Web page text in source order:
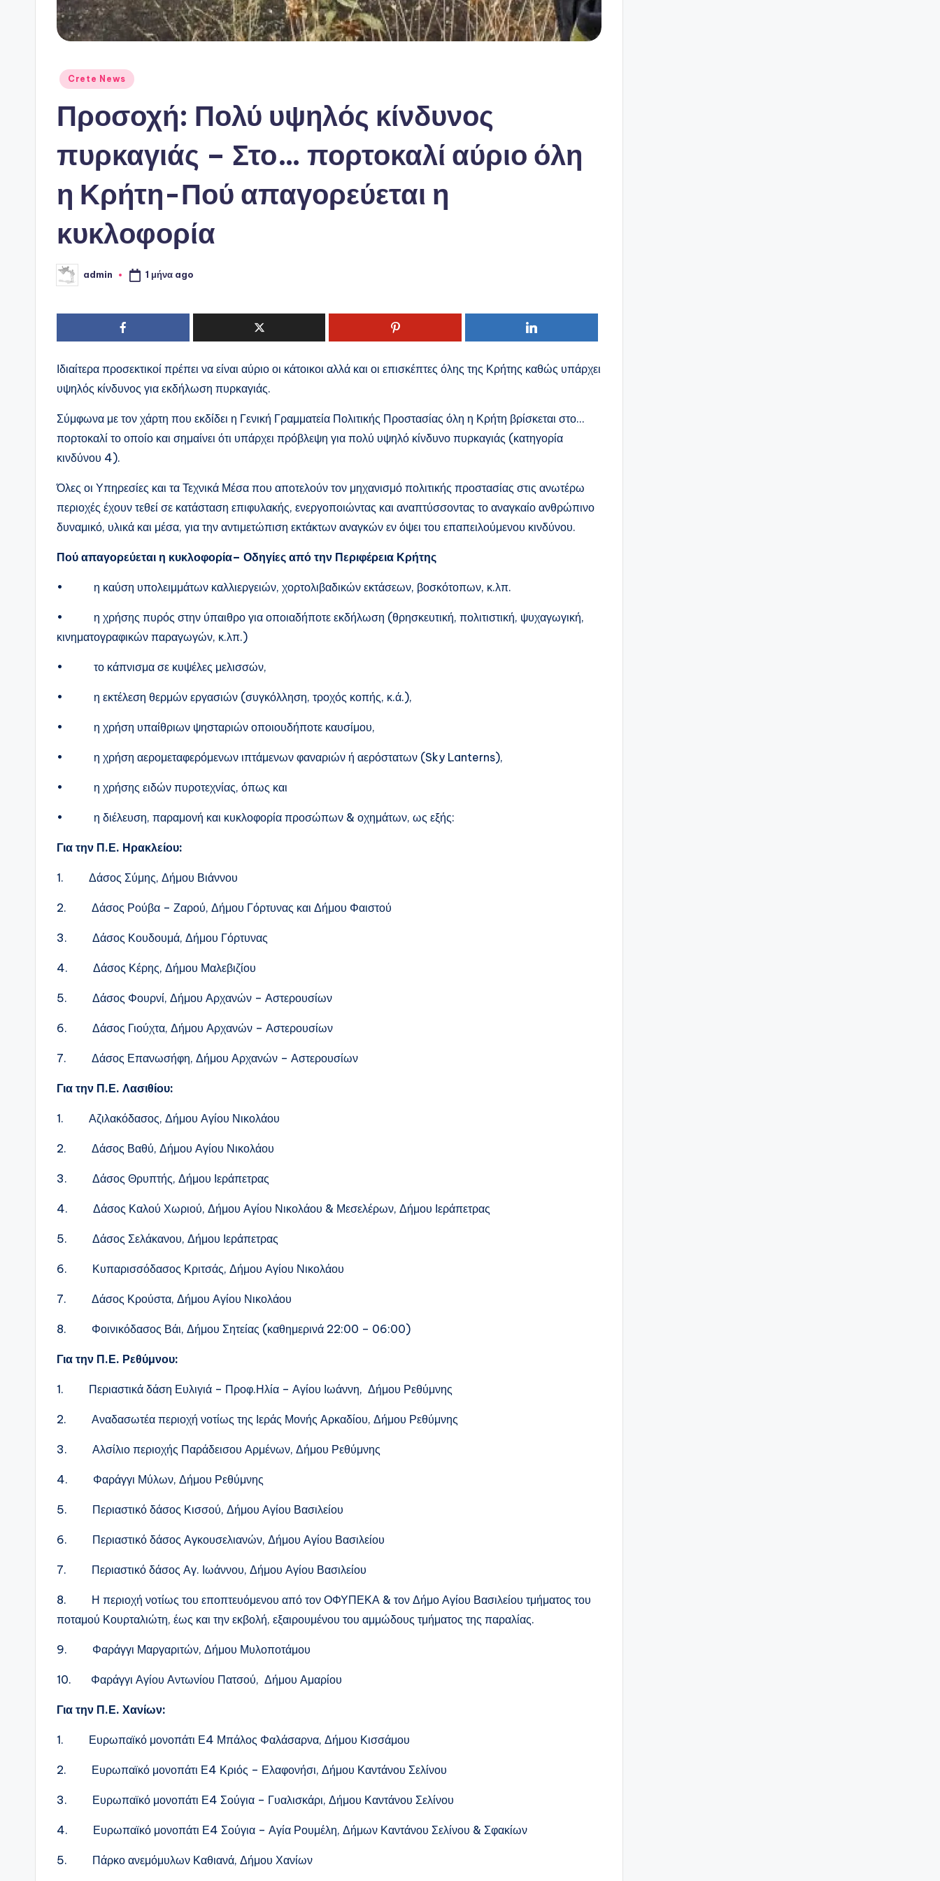
Αναρτήθηκε
Crete News
Προσοχή: Πολύ υψηλός κίνδυνος
πυρκαγιάς – Στο… πορτοκαλί αύριο όλη
η Κρήτη-Πού απαγορεύεται η
κυκλοφορία
Συγγραφέας:
admin 1 μήνα ago
Ιδιαίτερα προσεκτικοί πρέπει να είναι αύριο οι κάτοικοι αλλά και οι επισκέπτες όλης της Κρήτης καθώς υπάρχει
υψηλός κίνδυνος για εκδήλωση πυρκαγιάς.
Σύμφωνα με τον χάρτη που εκδίδει η Γενική Γραμματεία Πολιτικής Προστασίας όλη η Κρήτη βρίσκεται στο…
πορτοκαλί το οποίο και σημαίνει ότι υπάρχει πρόβλεψη για πολύ υψηλό κίνδυνο πυρκαγιάς (κατηγορία
κινδύνου 4).
Όλες οι Υπηρεσίες και τα Τεχνικά Μέσα που αποτελούν τον μηχανισμό πολιτικής προστασίας στις ανωτέρω
περιοχές έχουν τεθεί σε κατάσταση επιφυλακής, ενεργοποιώντας και αναπτύσσοντας το αναγκαίο ανθρώπινο
δυναμικό, υλικά και μέσα, για την αντιμετώπιση εκτάκτων αναγκών εν όψει του επαπειλούμενου κινδύνου.
Πού απαγορεύεται η κυκλοφορία– Οδηγίες από την Περιφέρεια Κρήτης
• η καύση υπολειμμάτων καλλιεργειών, χορτολιβαδικών εκτάσεων, βοσκότοπων, κ.λπ.
• η χρήσης πυρός στην ύπαιθρο για οποιαδήποτε εκδήλωση (θρησκευτική, πολιτιστική, ψυχαγωγική,
κινηματογραφικών παραγωγών, κ.λπ.)
• το κάπνισμα σε κυψέλες μελισσών,
• η εκτέλεση θερμών εργασιών (συγκόλληση, τροχός κοπής, κ.ά.),
• η χρήση υπαίθριων ψησταριών οποιουδήποτε καυσίμου,
• η χρήση αερομεταφερόμενων ιπτάμενων φαναριών ή αερόστατων (Sky Lanterns),
• η χρήσης ειδών πυροτεχνίας, όπως και
• η διέλευση, παραμονή και κυκλοφορία προσώπων & οχημάτων, ως εξής:
Για την Π.Ε. Ηρακλείου:
1. Δάσος Σύμης, Δήμου Βιάννου
2. Δάσος Ρούβα – Ζαρού, Δήμου Γόρτυνας και Δήμου Φαιστού
3. Δάσος Κουδουμά, Δήμου Γόρτυνας
4. Δάσος Κέρης, Δήμου Μαλεβιζίου
5. Δάσος Φουρνί, Δήμου Αρχανών – Αστερουσίων
6. Δάσος Γιούχτα, Δήμου Αρχανών – Αστερουσίων
7. Δάσος Επανωσήφη, Δήμου Αρχανών – Αστερουσίων
Για την Π.Ε. Λασιθίου:
1. Αζιλακόδασος, Δήμου Αγίου Νικολάου
2. Δάσος Βαθύ, Δήμου Αγίου Νικολάου
3. Δάσος Θρυπτής, Δήμου Ιεράπετρας
4. Δάσος Καλού Χωριού, Δήμου Αγίου Νικολάου & Μεσελέρων, Δήμου Ιεράπετρας
5. Δάσος Σελάκανου, Δήμου Ιεράπετρας
6. Κυπαρισσόδασος Κριτσάς, Δήμου Αγίου Νικολάου
7. Δάσος Κρούστα, Δήμου Αγίου Νικολάου
8. Φοινικόδασος Βάι, Δήμου Σητείας (καθημερινά 22:00 – 06:00)
Για την Π.Ε. Ρεθύμνου:
1. Περιαστικά δάση Ευλιγιά – Προφ.Ηλία – Αγίου Ιωάννη, Δήμου Ρεθύμνης
2. Αναδασωτέα περιοχή νοτίως της Ιεράς Μονής Αρκαδίου, Δήμου Ρεθύμνης
3. Αλσίλιο περιοχής Παράδεισου Αρμένων, Δήμου Ρεθύμνης
4. Φαράγγι Μύλων, Δήμου Ρεθύμνης
5. Περιαστικό δάσος Κισσού, Δήμου Αγίου Βασιλείου
6. Περιαστικό δάσος Αγκουσελιανών, Δήμου Αγίου Βασιλείου
7. Περιαστικό δάσος Αγ. Ιωάννου, Δήμου Αγίου Βασιλείου
8. Η περιοχή νοτίως του εποπτευόμενου από τον ΟΦΥΠΕΚΑ & τον Δήμο Αγίου Βασιλείου τμήματος του
ποταμού Κουρταλιώτη, έως και την εκβολή, εξαιρουμένου του αμμώδους τμήματος της παραλίας.
9. Φαράγγι Μαργαριτών, Δήμου Μυλοποτάμου
10. Φαράγγι Αγίου Αντωνίου Πατσού, Δήμου Αμαρίου
Για την Π.Ε. Χανίων:
1. Ευρωπαϊκό μονοπάτι Ε4 Μπάλος Φαλάσαρνα, Δήμου Κισσάμου
2. Ευρωπαϊκό μονοπάτι Ε4 Κριός – Ελαφονήσι, Δήμου Καντάνου Σελίνου
3. Ευρωπαϊκό μονοπάτι Ε4 Σούγια – Γυαλισκάρι, Δήμου Καντάνου Σελίνου
4. Ευρωπαϊκό μονοπάτι Ε4 Σούγια – Αγία Ρουμέλη, Δήμων Καντάνου Σελίνου & Σφακίων
5. Πάρκο ανεμόμυλων Καθιανά, Δήμου Χανίων